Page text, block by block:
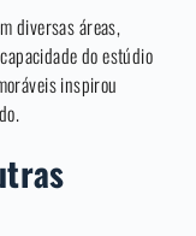
diversas áreas,
do estúdio
inspirou